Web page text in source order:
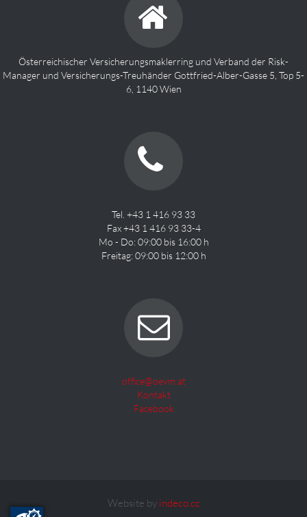
Österreichischer Versicherungsmaklerring und Verband der Risk-
Manager und Versicherungs-Treuhänder Gottfried-Alber-Gasse 5, Top 5-
6, 1140 Wien
Tel. +43 1 416 93 33
Fax +43 1 416 93 33-4
Mo - Do: 09:00 bis 16:00 h
Freitag: 09:00 bis 12:00 h
office@oevm.at
Kontakt
Facebook
Website by indeco.cc